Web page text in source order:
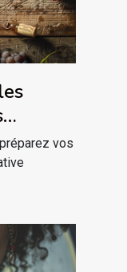
vos